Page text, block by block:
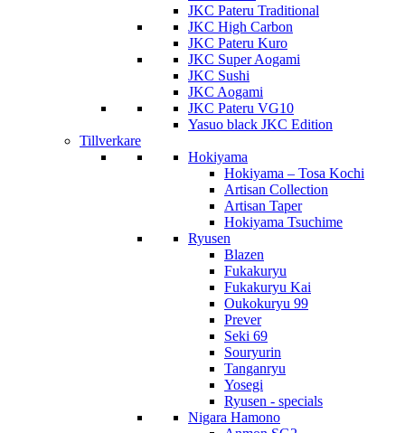
JKC Pateru Traditional
JKC High Carbon
JKC Pateru Kuro
JKC Super Aogami
JKC Sushi
JKC Aogami
JKC Pateru VG10
Yasuo black JKC Edition
Tillverkare
Hokiyama
Hokiyama – Tosa Kochi
Artisan Collection
Artisan Taper
Hokiyama Tsuchime
Ryusen
Blazen
Fukakuryu
Fukakuryu Kai
Oukokuryu 99
Prever
Seki 69
Souryurin
Tanganryu
Yosegi
Ryusen - specials
Nigara Hamono